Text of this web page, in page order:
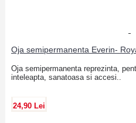
Oja semipermanenta Everin-
Oja semipermanenta reprezinta,
inteleapta, sanatoasa si accesi..
24,90 Lei